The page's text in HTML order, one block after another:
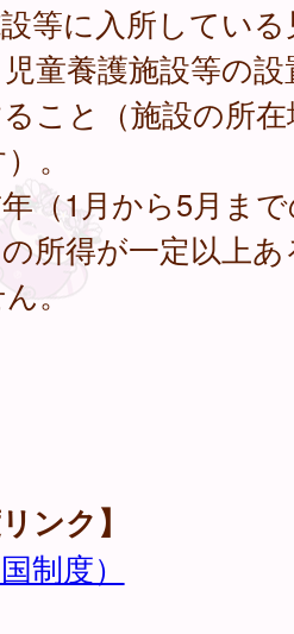
設等に入所してい
童養護施設等の
こと（施設の所
。
年（1月から5月ま
所得が一定以上
。
ンク】
制度）